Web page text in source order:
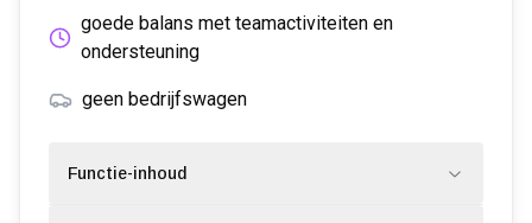
goede balans met teamactiviteiten en
ondersteuning
geen bedrijfswagen
Functie-inhoud